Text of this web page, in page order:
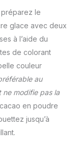
le
glace avec deux
à l’aide du
de colorant
couleur
au
ne modifie pas la
en poudre
jusqu’à